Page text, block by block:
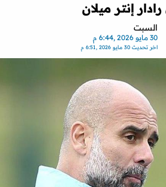
إنتر ميلان
السبت
30 مايو 2026 ,6:44 م
اخر تحديث 30 مايو 2026 ,6:51 م